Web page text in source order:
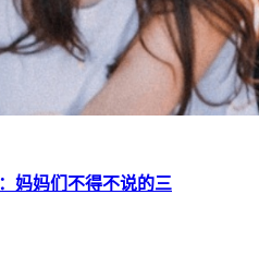
妈妈们不得不说的三